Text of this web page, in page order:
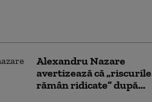
Alexandru Nazare
avertizează că „riscurile
rămân ridicate” după...